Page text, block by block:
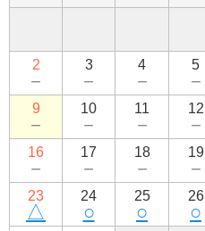
2
－
3
－
4
－
5
－
9
－
10
－
11
－
12
－
16
－
17
－
18
－
19
－
23
△
24
○
25
○
26
○